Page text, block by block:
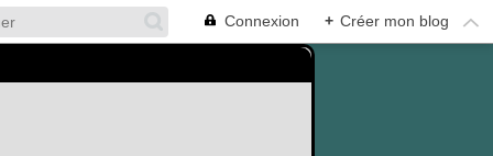
Connexion + Créer mon blog